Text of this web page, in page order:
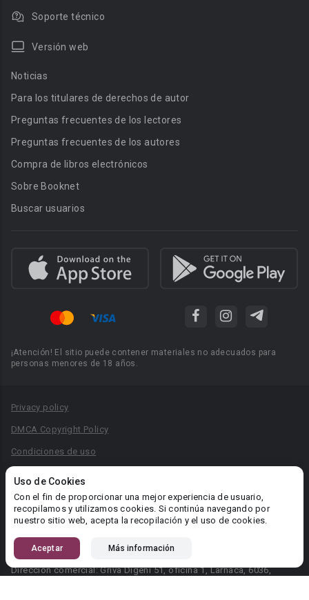
Uso de Cookies
Con el fin de proporcionar una mejor experiencia de usuario,
recopilamos y utilizamos cookies. Si continúa navegando por
nuestro sitio web, acepta la recopilación y el uso de cookies.
Aceptar Más información
Soporte técnico
Versión web
Noticias
Para los titulares de derechos de autor
Preguntas frecuentes de los lectores
Preguntas frecuentes de los autores
Compra de libros electrónicos
Sobre Booknet
Buscar usuarios
¡Atención! El sitio puede contener materiales no adecuados para
personas menores de 18 años.
Privacy policy
DMCA Copyright Policy
Condiciones de uso
Reglas para la publicación de libros
Área RR.PP.: pr@booknet.com
© 2026 Booknet. Todos los derechos reservados.
Dirección comercial: Griva Digeni 51, oficina 1, Larnaca, 6036,